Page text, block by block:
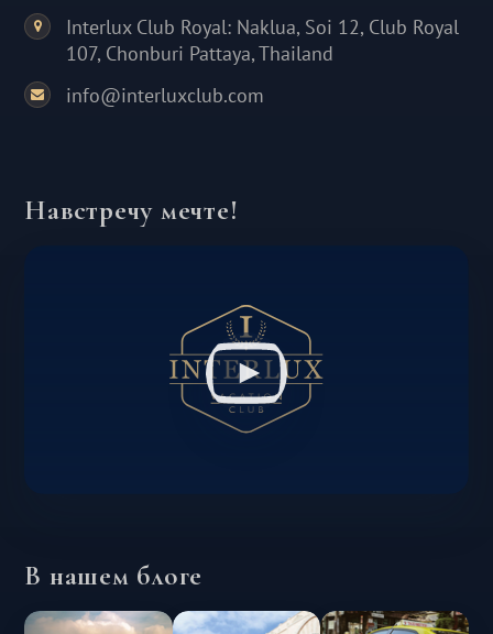
Interlux Club Royal: Naklua, Soi 12, Club Royal
107, Chonburi Pattaya, Thailand
info@interluxclub.com
Навстречу мечте!
В нашем блоге